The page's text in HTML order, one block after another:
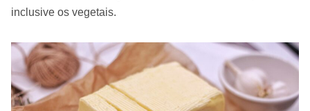
inclusive os vegetais.